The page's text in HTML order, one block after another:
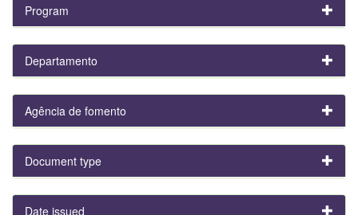
Program
Departamento
Agência de fomento
Document type
Date issued